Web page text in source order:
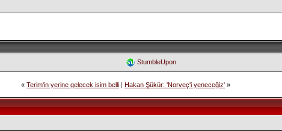
StumbleUpon
« Terim'in yerine gelecek isim belli| Hakan Şükür: 'Norveç'i yeneceğiz' »